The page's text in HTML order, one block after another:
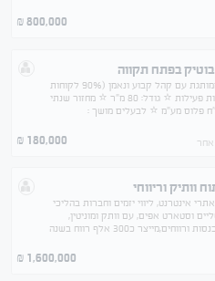
800,000
₪
בפתח תקווה
⭐ חנות מעוצבת וממותגת עם קהל קבוע ונאמן (90% לקוחות
חוזרים!) ⭐ 5.5 שנות פעילות ⭐ גודל: 80 מ"ר ⭐ מחזור שנתי
אלף ש''ח פלוס מע"מ ⭐ לבעלים מושך :
180,000
₪
וותיק וריווחי
אינטרנט, ליווי יזמים וחברות בהליכי
וסטארט אפים, עם וותק ומוניטין,
רקורד ארוך של הכנסות ורווחים,מייצר כ300 אלף רווח בשנה
1,600,000
₪